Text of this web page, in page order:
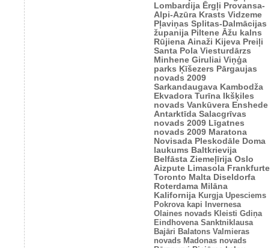
Lombardija Ērgļi Provansa-
Alpi-Azūra Krasts Vidzeme
Pļaviņas Splitas-Dalmācijas
županija Piltene Āžu kalns
Rūjiena Ainaži Kijeva Preiļi
Santa Pola Viesturdārzs
Minhene Giruliai Viņģa
parks Ķīšezers Pārgaujas
novads 2009
Sarkandaugava Kambodža
Ekvadora Turīna Ikšķiles
novads Vankūvera Enshede
Antarktīda Salacgrīvas
novads 2009 Līgatnes
novads 2009 Maratona
Novisada Pleskodāle Doma
laukums Baltkrievija
Belfāsta Ziemeļīrija Oslo
Aizpute Limasola Frankfurte
Toronto Malta Diseldorfa
Roterdama Milāna
Kalifornija Kurgja Upesciems
Pokrova kapi Invernesa
Olaines novads Kleisti Gdiņa
Eindhovena Sanktniklausa
Bajāri Balatons Valmieras
novads Madonas novads